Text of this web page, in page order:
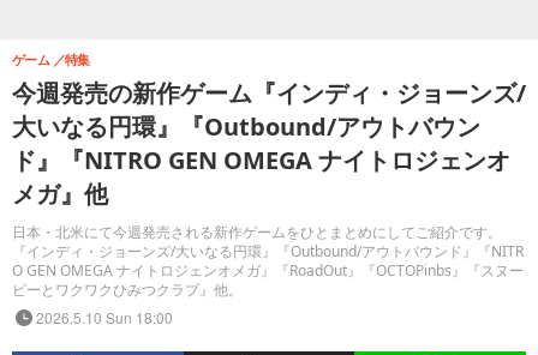
今週発売の新作ゲーム『インディ・ジョーンズ/
大いなる円環』『Outbound/アウトバウン
ド』『NITRO GEN OMEGA ナイトロジェンオ
メガ』他
日本・北米にて今週発売される新作ゲームをひとまとめにしてご紹介です。
『インディ・ジョーンズ/大いなる円環』『Outbound/アウトバウンド』『NITR
O GEN OMEGA ナイトロジェンオメガ』『RoadOut』『OCTOPinbs』『スヌー
ピーとワクワクひみつクラブ』他。
ゲーム 特集
2026.5.10 Sun 18:00